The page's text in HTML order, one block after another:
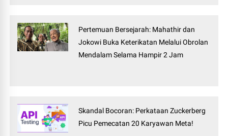
Pertemuan Bersejarah: Mahathir dan
Jokowi Buka Keterikatan Melalui Obrolan
Mendalam Selama Hampir 2 Jam
Skandal Bocoran: Perkataan Zuckerberg
Picu Pemecatan 20 Karyawan Meta!